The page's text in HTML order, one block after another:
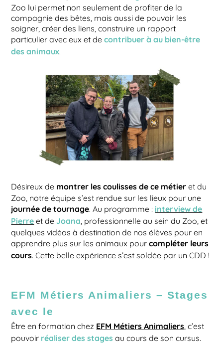
Zoo lui permet non seulement de profiter de la
compagnie des bêtes, mais aussi de pouvoir les
soigner, créer des liens, construire un rapport
particulier avec eux et decontribuer à au bien-être
des animaux
Désireux de montrer les coulisses de ce métieret du
Zoo, notre équipe s’est rendue sur les lieux pour une
journée de tournage . Au programme : interview de
Pierreet de Joana , professionnelle au sein du Zoo, et
quelques vidéos à destination de nos élèves pour en
apprendre plus sur les animaux pourcompléter leurs
cours . Cette belle expérience s’est soldée par un CDD !
EFM Métiers Animaliers – Stages
avec le
Être en formation chez EFM Métiers Animaliers , c’est
pouvoir réaliser des stages au cours de son cursus.